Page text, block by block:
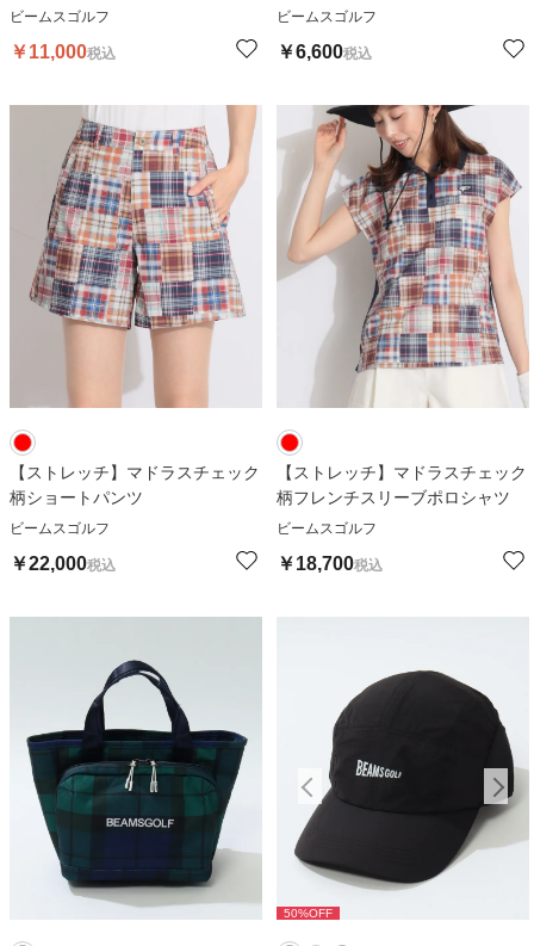
ビームスゴルフ
￥11,000税込
ビームスゴルフ
￥6,600税込
【ストレッチ】マドラスチェック
柄ショートパンツ
ビームスゴルフ
￥22,000税込
【ストレッチ】マドラスチェック
柄フレンチスリーブポロシャツ
ビームスゴルフ
￥18,700税込
50%OFF